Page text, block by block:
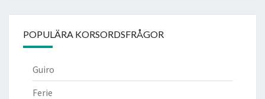
POPULÄRA KORSORDSFRÅGOR
Guiro
Ferie